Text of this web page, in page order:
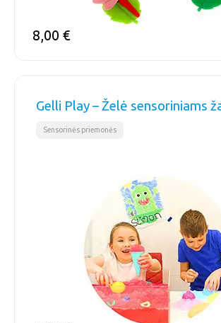
8,00 €
Gelli Play – Želė sensoriniams
Sensorinės priemonės